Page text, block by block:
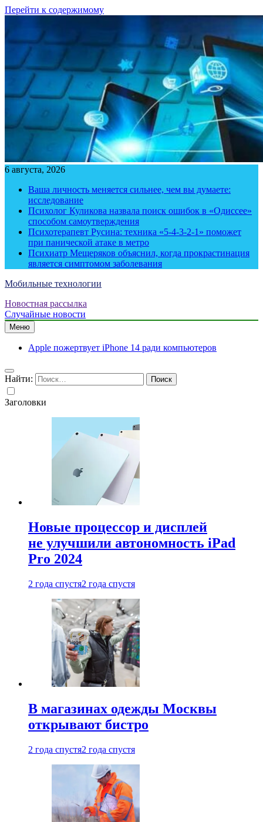
Перейти к содержимому
6 августа, 2026
Ваша личность меняется сильнее, чем вы думаете:
исследование
Психолог Куликова назвала поиск ошибок в «Одиссее»
способом самоутверждения
Психотерапевт Русина: техника «5-4-3-2-1» поможет
при панической атаке в метро
Психиатр Мещеряков объяснил, когда прокрастинация
является симптомом заболевания
Мобильные технологии
Новостная рассылка
Случайные новости
Меню
Apple пожертвует iPhone 14 ради компьютеров
Найти:
Заголовки
Новые процессор и дисплей
не улучшили автономность iPad
Pro 2024
2 года спустя2 года спустя
В магазинах одежды Москвы
открывают бистро
2 года спустя2 года спустя